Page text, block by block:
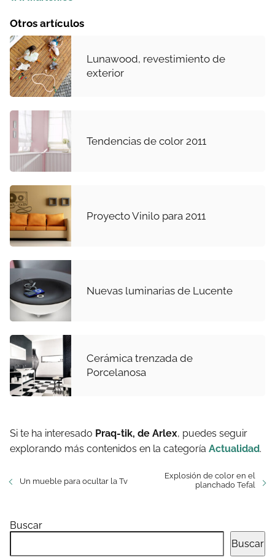
Otros artículos
Lunawood, revestimiento de
exterior
Tendencias de color 2011
Proyecto Vinilo para 2011
Nuevas luminarias de Lucente
Cerámica trenzada de
Porcelanosa
Si te ha interesado Praq-tik, de Arlex, puedes seguir
explorando más contenidos en la categoría Actualidad.
Un mueble para ocultar la Tv
Explosión de color en el
planchado Tefal
Buscar
Buscar